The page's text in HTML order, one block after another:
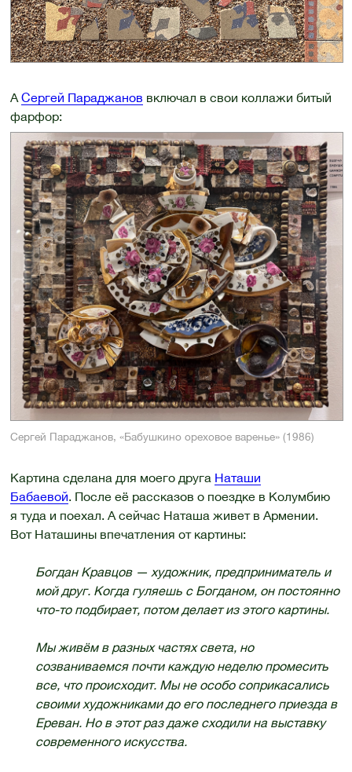
А Сергей Параджанов включал в свои коллажи битый
фарфор:
Сергей Параджанов, «Бабушкино ореховое варенье» (1986)
Картина сделана для моего друга Наташи
Бабаевой. После её рассказов о поездке в Колумбию
я туда и поехал. А сейчас Наташа живет в Армении.
Вот Наташины впечатления от картины:
Богдан Кравцов — художник, предприниматель и
мой друг. Когда гуляешь с Богданом, он постоянно
что-то подбирает, потом делает из этого картины.
Мы живём в разных частях света, но
созваниваемся почти каждую неделю промесить
все, что происходит. Мы не особо соприкасались
своими художниками до его последнего приезда в
Ереван. Но в этот раз даже сходили на выставку
современного искусства.